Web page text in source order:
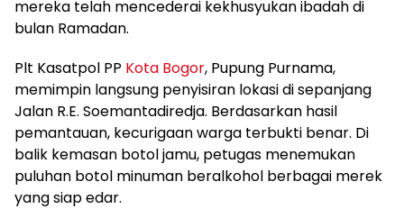
mereka telah mencederai kekhusyukan ibadah di
bulan Ramadan.
Plt Kasatpol PP Kota Bogor, Pupung Purnama,
memimpin langsung penyisiran lokasi di sepanjang
Jalan R.E. Soemantadiredja. Berdasarkan hasil
pemantauan, kecurigaan warga terbukti benar. Di
balik kemasan botol jamu, petugas menemukan
puluhan botol minuman beralkohol berbagai merek
yang siap edar.